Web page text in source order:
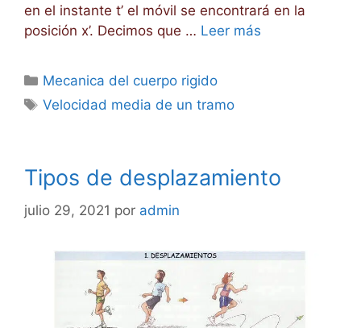
en el instante t’ el móvil se encontrará en la
posición x’. Decimos que … Leer más
Categorías
Mecanica del cuerpo rigido
Etiquetas
Velocidad media de un tramo
Tipos de desplazamiento
julio 29, 2021 por admin